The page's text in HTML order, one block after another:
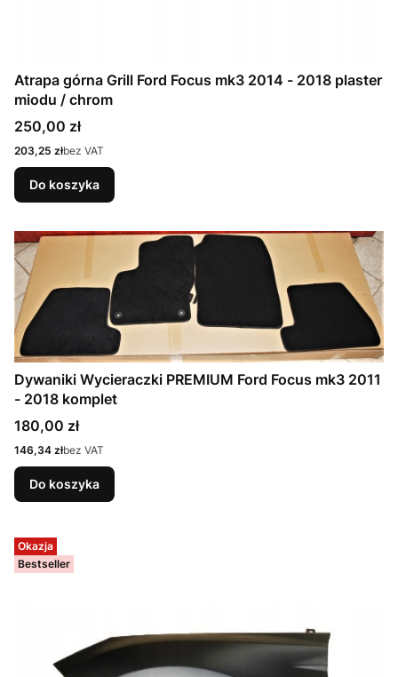
Atrapa górna Grill Ford Focus mk3 2014 - 2018 plaster
miodu / chrom
Cena
250,00 zł
Cena
203,25 złbez VAT
Do koszyka
Dywaniki Wycieraczki PREMIUM Ford Focus mk3 2011
- 2018 komplet
Cena
180,00 zł
Cena
146,34 złbez VAT
Do koszyka
Okazja
Bestseller